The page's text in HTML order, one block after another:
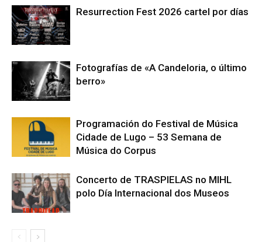
Resurrection Fest 2026 cartel por días
Fotografías de «A Candeloria, o último
berro»
Programación do Festival de Música
Cidade de Lugo – 53 Semana de
Música do Corpus
Concerto de TRASPIELAS no MIHL
polo Día Internacional dos Museos